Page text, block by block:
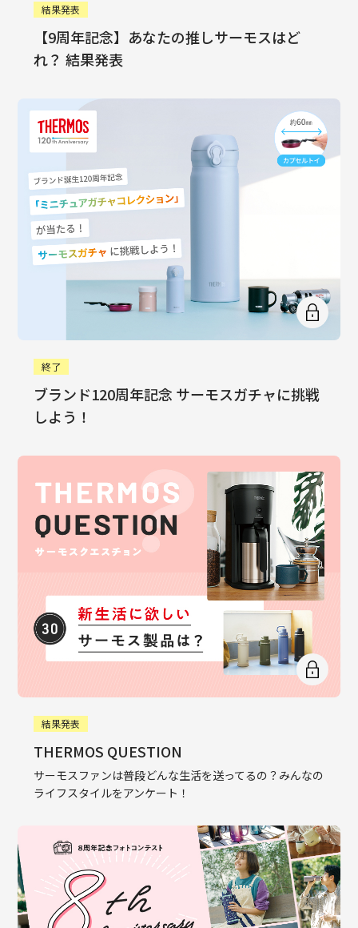
結果発表
【9周年記念】あなたの推しサーモスはど
れ？ 結果発表
終了
ブランド120周年記念 サーモスガチャに挑戦
しよう！
結果発表
THERMOS QUESTION
サーモスファンは普段どんな生活を送ってるの？みんなの
ライフスタイルをアンケート！